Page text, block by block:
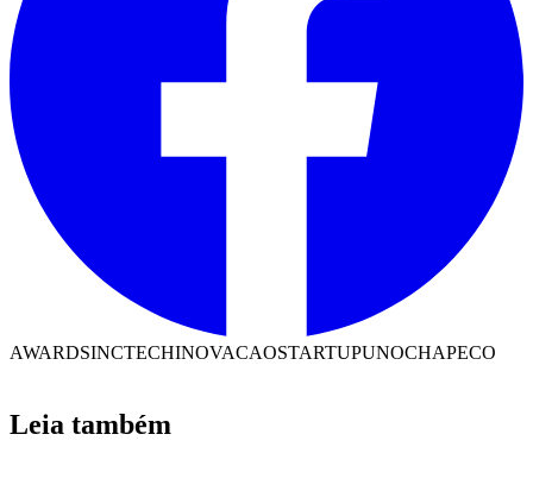
AWARDSINCTECHINOVACAOSTARTUPUNOCHAPECO
Leia também